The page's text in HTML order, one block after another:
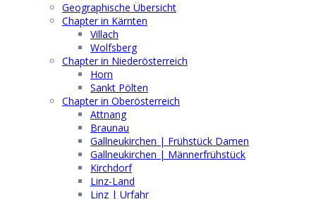
Geographische Übersicht
Chapter in Kärnten
Villach
Wolfsberg
Chapter in Niederösterreich
Horn
Sankt Pölten
Chapter in Oberösterreich
Attnang
Braunau
Gallneukirchen | Frühstück Damen
Gallneukirchen | Männerfrühstück
Kirchdorf
Linz-Land
Linz | Urfahr